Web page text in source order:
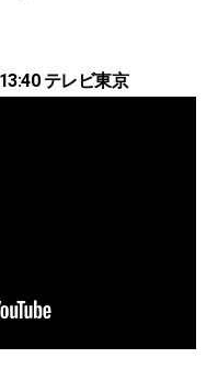
テレビ東京